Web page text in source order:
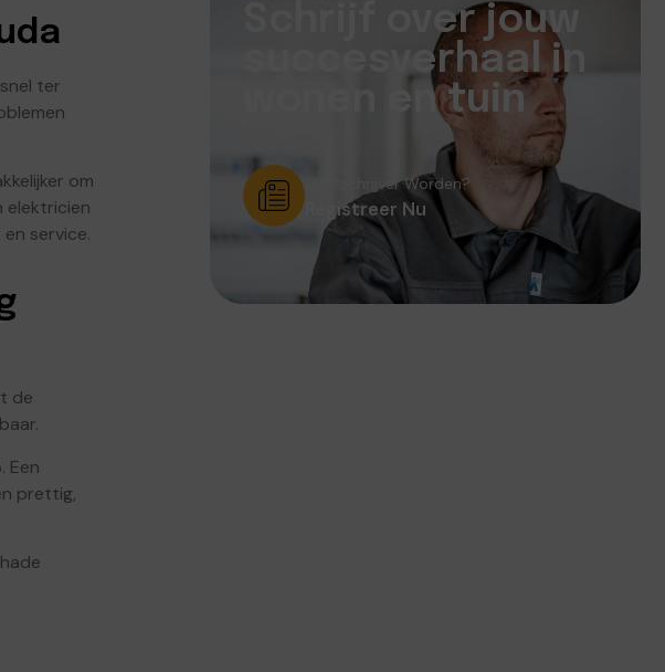
ter
om
elektricien
service.
de
Een
prettig,
Schrijf over jouw
succesverhaal in
wonen en tuin
Gastschrijver Worden?
Registreer Nu